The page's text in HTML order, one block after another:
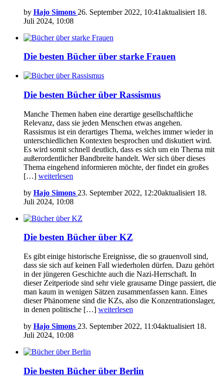
by Hajo Simons 26. September 2022, 10:41aktualisiert 18.
Juli 2024, 10:08
Die besten Bücher über starke Frauen
Die besten Bücher über Rassismus
Manche Themen haben eine derartige gesellschaftliche
Relevanz, dass sie jeden Menschen etwas angehen.
Rassismus ist ein derartiges Thema, welches immer wieder in
unterschiedlichen Kontexten besprochen und diskutiert wird.
Es wird somit schnell deutlich, dass es sich um ein Thema mit
außerordentlicher Bandbreite handelt. Wer sich über dieses
Thema eingehend informieren möchte, der findet ein großes
[…] weiterlesen
by Hajo Simons 23. September 2022, 12:20aktualisiert 18.
Juli 2024, 10:08
Die besten Bücher über KZ
Es gibt einige historische Ereignisse, die so grauenvoll sind,
dass sie sich auf keinen Fall wiederholen dürfen. Dazu gehört
in der jüngeren Geschichte auch die Nazi-Herrschaft. In
dieser Zeitperiode sind sehr viele grausame Dinge passiert, die
man kaum in wenigen Sätzen zusammenfassen kann. Eines
dieser Phänomene sind die KZs, also die Konzentrationslager,
in denen politische […] weiterlesen
by Hajo Simons 23. September 2022, 11:04aktualisiert 18.
Juli 2024, 10:08
Die besten Bücher über Berlin